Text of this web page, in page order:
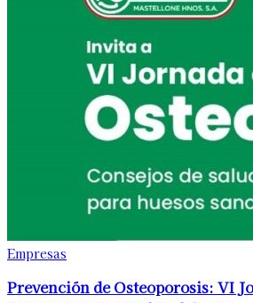
Empresas
Prevención de Osteoporosis: VI